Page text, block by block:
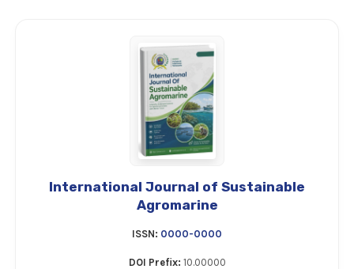
International Journal of Sustainable
Agromarine
ISSN: 0000-0000
DOI Prefix: 10.00000